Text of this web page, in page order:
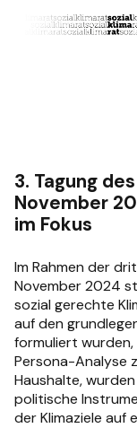
3. Tagung
November
im Fokus
Im Rahmen der
November 2024
sozial gerechte
auf den
formuliert
Persona-Analyse
Haushalte,
politische
der Klimaziele auf